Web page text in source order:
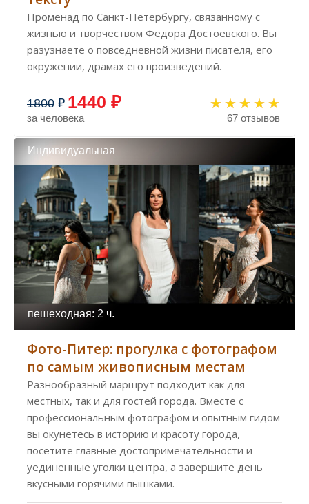
Променад по Санкт-Петербургу, связанному с
жизнью и творчеством Федора Достоевского. Вы
разузнаете о повседневной жизни писателя, его
окружении, драмах его произведений.
1800 ₽ 1440 ₽
за человека 67 отзывов
Индивидуальная
пешеходная: 2 ч.
Фото-Питер: прогулка с фотографом
по самым живописным местам
Разнообразный маршрут подходит как для
местных, так и для гостей города. Вместе с
профессиональным фотографом и опытным гидом
вы окунетесь в историю и красоту города,
посетите главные достопримечательности и
уединенные уголки центра, а завершите день
вкусными горячими пышками.